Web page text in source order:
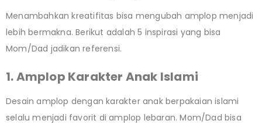
Menambahkan kreatifitas bisa mengubah amplop menjadi
lebih bermakna. Berikut adalah 5 inspirasi yang bisa
Mom/Dad jadikan referensi.
1. Amplop Karakter Anak Islami
Desain amplop dengan karakter anak berpakaian islami
selalu menjadi favorit di amplop lebaran. Mom/Dad bisa